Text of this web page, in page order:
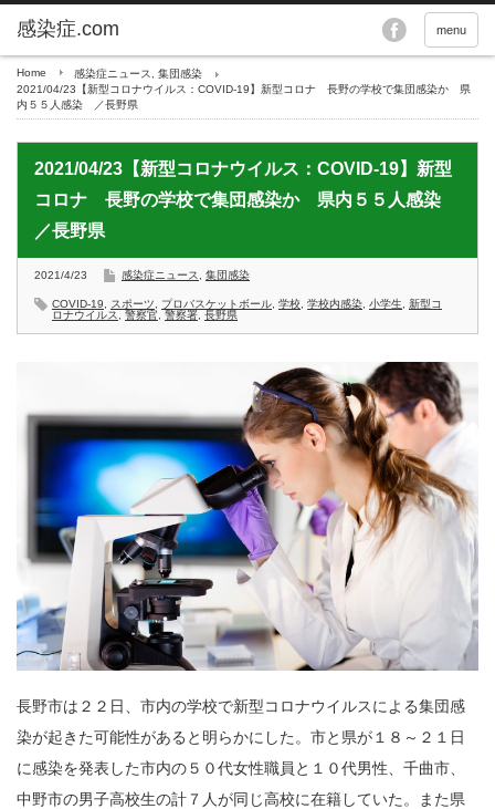
menu
Home 感染症ニュース
集団感染
2021/04/23【新型コロナウイルス：COVID-19】新型コロナ 長野の学校で集団感染か 県
内５５人感染 ／長野県
2021/04/23【新型コロナウイルス：COVID-19】新型
コロナ 長野の学校で集団感染か 県内５５人感染
／長野県
2021/4/23 感染症ニュース 集団感染
COVID-19 スポーツ プロバスケットボール 学校 学校内感染 小学生
新型コ
ロナウイルス
警察官 警察署 長野県
長野市は２２日、市内の学校で新型コロナウイルスによる集団感
染が起きた可能性があると明らかにした。市と県が１８～２１日
に感染を発表した市内の５０代女性職員と１０代男性、千曲市、
中野市の男子高校生の計７人が同じ高校に在籍していた。また県